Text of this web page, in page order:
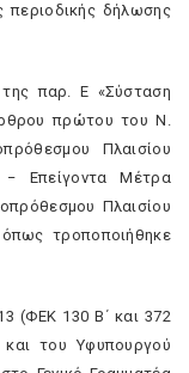
περιοδικής δήλωσης
παρ. Ε «Σύσταση
πρώτου του Ν.
Πλαισίου
− Επείγοντα Μέτρα
Πλαισίου
όπως τροποποιήθηκε
(ΦΕΚ 130 Β΄ και 372
του Υφυπουργού